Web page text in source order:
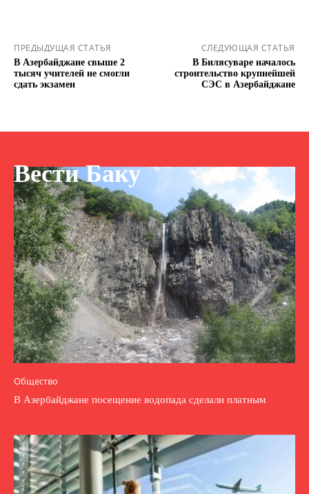
ПРЕДЫДУЩАЯ СТАТЬЯ
В Азербайджане свыше 2
тысяч учителей не смогли
сдать экзамен
СЛЕДУЮЩАЯ СТАТЬЯ
В Билясуваре началось
строительство крупнейшей
СЭС в Азербайджане
Вести Баку
Общество
В Азербайджане посещение водопада сделали платным